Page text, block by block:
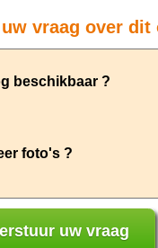
vraag over dit